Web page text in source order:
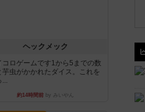
ヘックメック
コロゲームです1から5までの数
芋虫がかかれたダイス。これを
...
約14時間前 by みいやん